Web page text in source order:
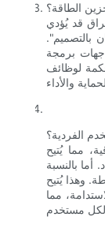
الطاقة؟
قد يُؤدي
بالتصميم".
برمجة
لوظائف
الفردية؟
مما يُتيح
بالنسبة
وهذا يُتيح
مما